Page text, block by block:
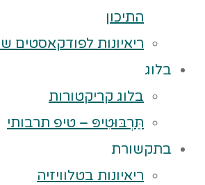
התיכון
ריאיונות לפודקאסטים
בלוג
בלוג קריקטורות
תַּרְבּוּטִיפּ – טיפ תרבותי
בתקשורת
ריאיונות בטלוויזיה